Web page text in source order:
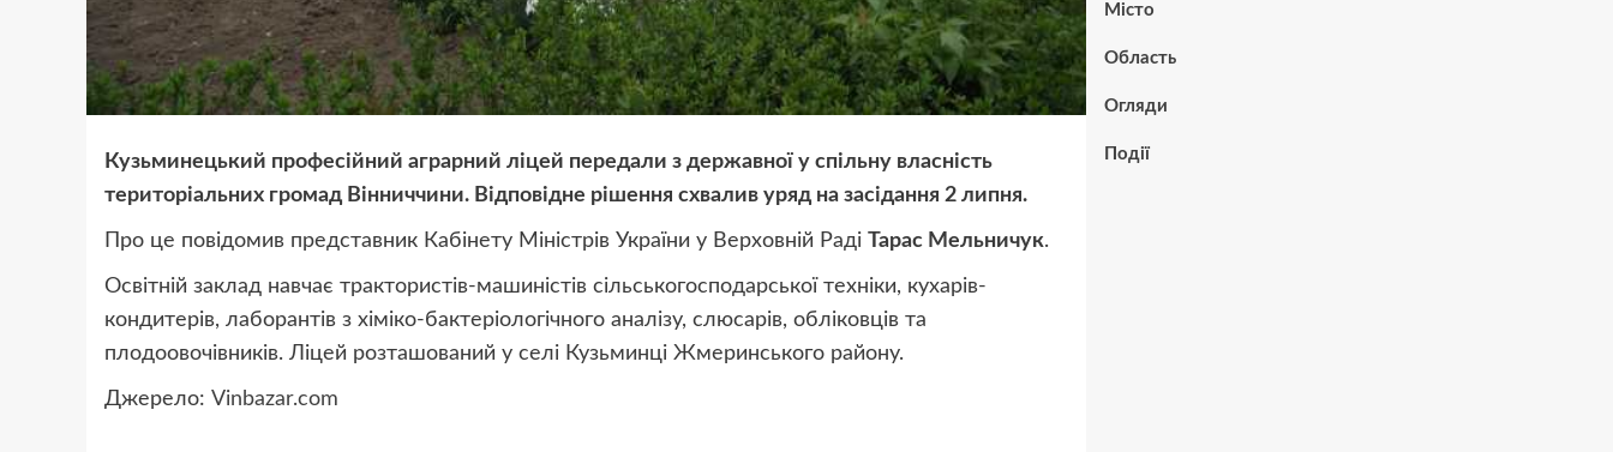
Кузьминецький професійний аграрний ліцей передали з державної у спільну власність
територіальних громад Вінниччини. Відповідне рішення схвалив уряд на засідання 2 липня.
Про це повідомив представник Кабінету Міністрів України у Верховній Раді Тарас Мельничук.
Освітній заклад навчає трактористів-машиністів сільськогосподарської техніки, кухарів-
кондитерів, лаборантів з хіміко-бактеріологічного аналізу, слюсарів, обліковців та
плодоовочівників. Ліцей розташований у селі Кузьминці Жмеринського району.
Джерело: Vinbazar.com
Місто
Область
Огляди
Події